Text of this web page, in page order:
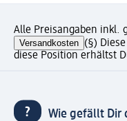
Alle Preisangaben inkl.
Versandkosten (§)
diese Position erhältst
Wie gefällt Dir